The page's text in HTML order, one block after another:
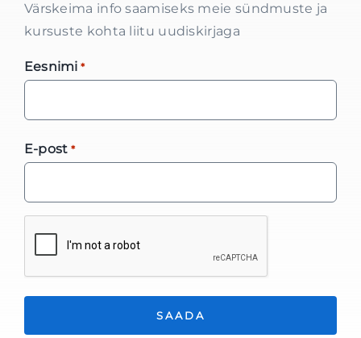
Värskeima info saamiseks meie sündmuste ja
kursuste kohta liitu uudiskirjaga
Eesnimi *
E-post *